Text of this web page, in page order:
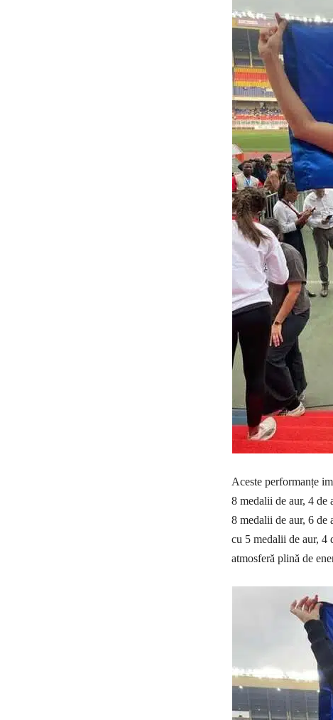
Aceste performanțe
8 medalii de aur, 4 de
8 medalii de aur, 6 de
cu 5 medalii de aur, 4
atmosferă plină de